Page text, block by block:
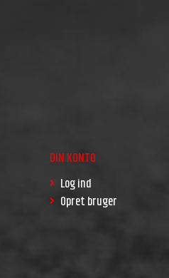
DIN KONTO
Log ind
Opret bruger